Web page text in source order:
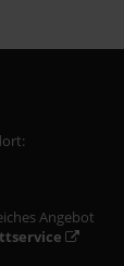
Angebot